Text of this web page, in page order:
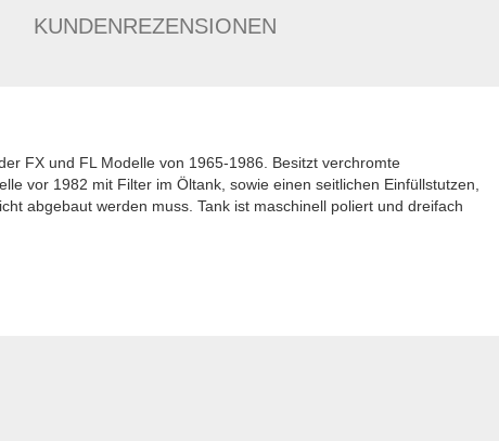
KUNDENREZENSIONEN
FX und FL Modelle von 1965-1986. Besitzt verchromte
vor 1982 mit Filter im Öltank, sowie einen seitlichen Einfüllstutzen,
abgebaut werden muss. Tank ist maschinell poliert und dreifach